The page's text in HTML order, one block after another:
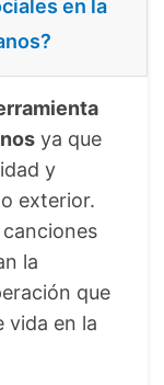
en la
ya que
y
exterior.
la
que
vida en la